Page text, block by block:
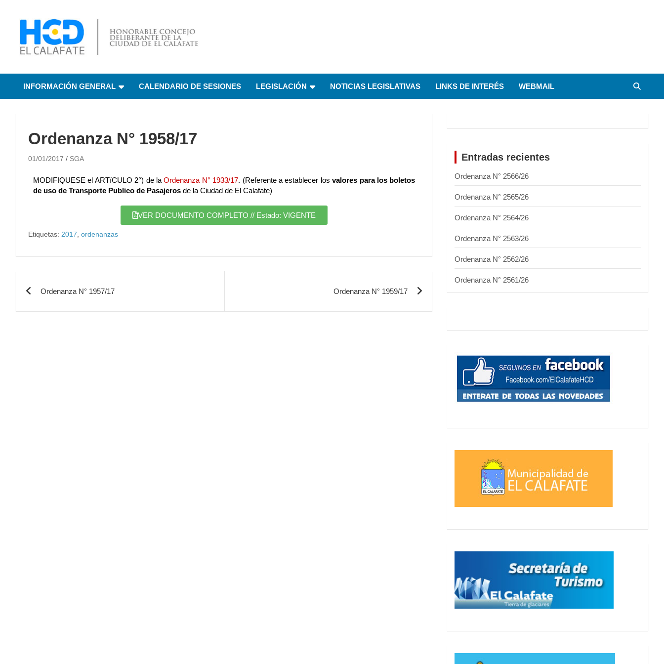
Honorable Concejo
Deliberante de El
INFORMACIÓN GENERAL CALENDARIO DE SESIONES LEGISLACIÓN NOTICIAS LEGISLATIVAS LINKS DE INTERÉS WEBMAIL
Ordenanza N° 1958/17
01/01/2017 SGA
MODIFIQUESE el ARTíCULO 2°) de laOrdenanza N° 1933/17. (Referente a establecer losvalores para los boletos
de uso de Transporte Publico de Pasajeros de la Ciudad de El Calafate)
VER DOCUMENTO COMPLETO // Estado: VIGENTE
Etiquetas: 2017, ordenanzas
Ordenanza N° 1957/17 Ordenanza N° 1959/17
Entradas recientes
Ordenanza N° 2566/26
Ordenanza N° 2565/26
Ordenanza N° 2564/26
Ordenanza N° 2563/26
Ordenanza N° 2562/26
Ordenanza N° 2561/26